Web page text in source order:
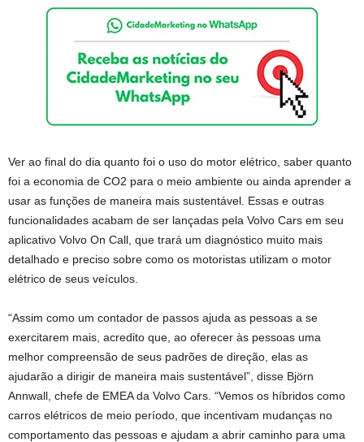
Ver ao final do dia quanto foi o uso do motor elétrico, saber quanto
foi a economia de CO2 para o meio ambiente ou ainda aprender a
usar as funções de maneira mais sustentável. Essas e outras
funcionalidades acabam de ser lançadas pela Volvo Cars em seu
aplicativo Volvo On Call, que trará um diagnóstico muito mais
detalhado e preciso sobre como os motoristas utilizam o motor
elétrico de seus veículos.
“Assim como um contador de passos ajuda as pessoas a se
exercitarem mais, acredito que, ao oferecer às pessoas uma
melhor compreensão de seus padrões de direção, elas as
ajudarão a dirigir de maneira mais sustentável”, disse Björn
Annwall, chefe de EMEA da Volvo Cars. “Vemos os híbridos como
carros elétricos de meio período, que incentivam mudanças no
comportamento das pessoas e ajudam a abrir caminho para uma